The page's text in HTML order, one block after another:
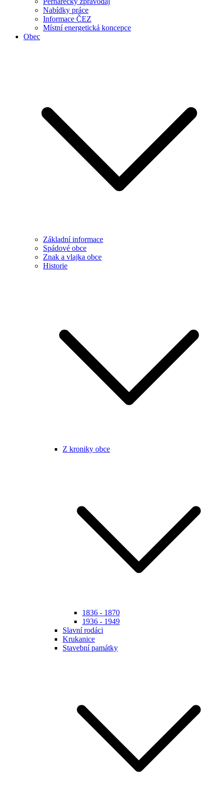
Nabídky práce
Informace ČEZ
Místní energetická koncepce
Obec
Základní informace
Spádové obce
Znak a vlajka obce
Historie
Z kroniky obce
1836 - 1870
1936 - 1949
Slavní rodáci
Krukanice
Stavební památky